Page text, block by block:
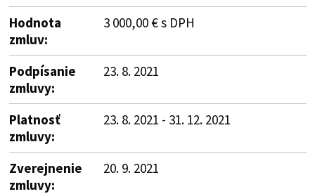
Hodnota
zmluv:
3 000,00 € s DPH
Podpísanie
zmluvy:
23. 8. 2021
Platnosť
zmluvy:
23. 8. 2021 - 31. 12. 2021
Zverejnenie
zmluvy:
20. 9. 2021